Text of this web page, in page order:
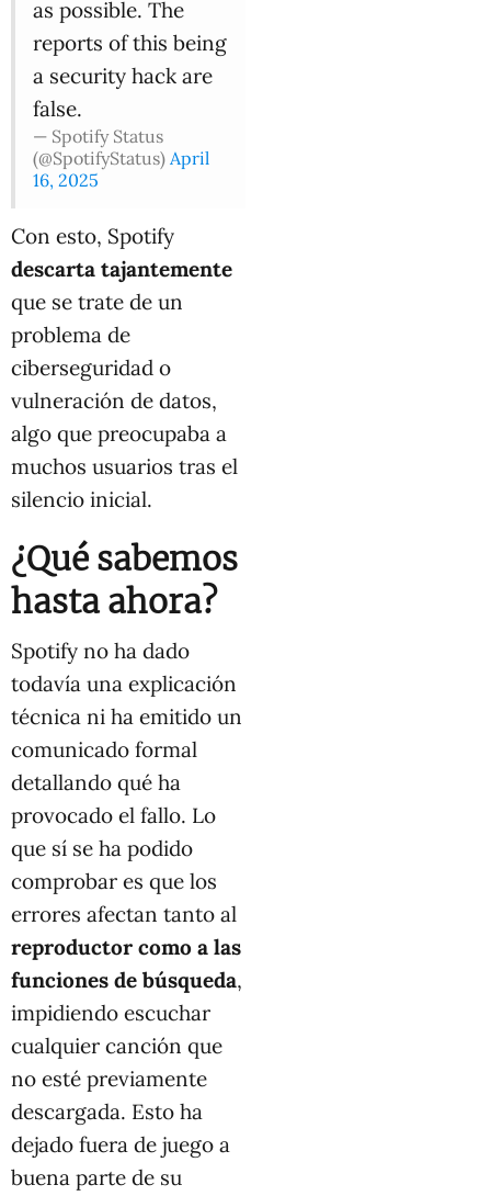
as possible. The
reports of this being
a security hack are
false.
— Spotify Status
(@SpotifyStatus) April
16, 2025
Con esto, Spotify
descarta tajantemente
que se trate de un
problema de
ciberseguridad o
vulneración de datos,
algo que preocupaba a
muchos usuarios tras el
silencio inicial.
¿Qué sabemos
hasta ahora?
Spotify no ha dado
todavía una explicación
técnica ni ha emitido un
comunicado formal
detallando qué ha
provocado el fallo. Lo
que sí se ha podido
comprobar es que los
errores afectan tanto al
reproductor como a las
funciones de búsqueda,
impidiendo escuchar
cualquier canción que
no esté previamente
descargada. Esto ha
dejado fuera de juego a
buena parte de su